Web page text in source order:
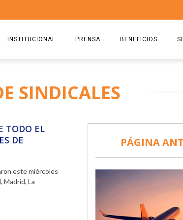
INSTITUCIONAL
ESTATUTO
RICARDO CIRIELLI
PRENSA
2025
BENEFICIOS
COMISIÓN
DOCUMENTOS
SEGURO DE SEPELIOS
SINDICALES
TODO EL
DE
EL ...
este miércoles
Madrid, La
PÁGINA